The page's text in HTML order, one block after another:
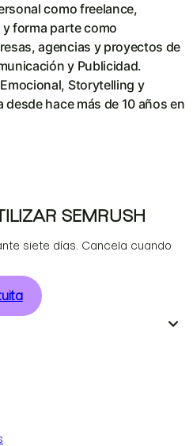
como freelance,
y forma parte como
agencias y proyectos de
y Publicidad.
Storytelling y
hace más de 10 años en
SEMRUSH
siete días. Cancela cuando